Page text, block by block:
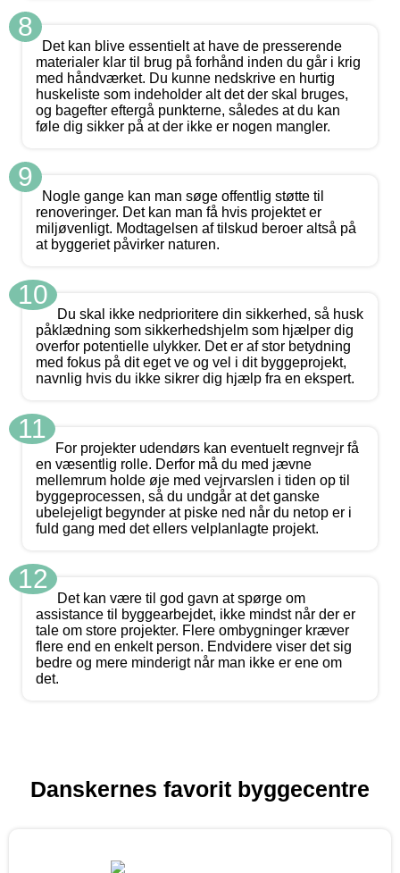
8
Det kan blive essentielt at have de presserende
materialer klar til brug på forhånd inden du går i krig
med håndværket. Du kunne nedskrive en hurtig
huskeliste som indeholder alt det der skal bruges,
og bagefter eftergå punkterne, således at du kan
føle dig sikker på at der ikke er nogen mangler.
9
Nogle gange kan man søge offentlig støtte til
renoveringer. Det kan man få hvis projektet er
miljøvenligt. Modtagelsen af tilskud beroer altså på
at byggeriet påvirker naturen.
10
Du skal ikke nedprioritere din sikkerhed, så husk
påklædning som sikkerhedshjelm som hjælper dig
overfor potentielle ulykker. Det er af stor betydning
med fokus på dit eget ve og vel i dit byggeprojekt,
navnlig hvis du ikke sikrer dig hjælp fra en ekspert.
11
For projekter udendørs kan eventuelt regnvejr få
en væsentlig rolle. Derfor må du med jævne
mellemrum holde øje med vejrvarslen i tiden op til
byggeprocessen, så du undgår at det ganske
ubelejeligt begynder at piske ned når du netop er i
fuld gang med det ellers velplanlagte projekt.
12
Det kan være til god gavn at spørge om
assistance til byggearbejdet, ikke mindst når der er
tale om store projekter. Flere ombygninger kræver
flere end en enkelt person. Endvidere viser det sig
bedre og mere minderigt når man ikke er ene om
det.
Danskernes favorit byggecentre